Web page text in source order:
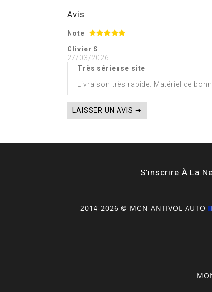
Avis
Note
Olivier S
27/03/2026
Très sérieuse site
Livraison très rapide. Matériel de
LAISSER UN AVIS ➔
S'inscrire À La
2014-2026 © MON ANTIVOL AUTO